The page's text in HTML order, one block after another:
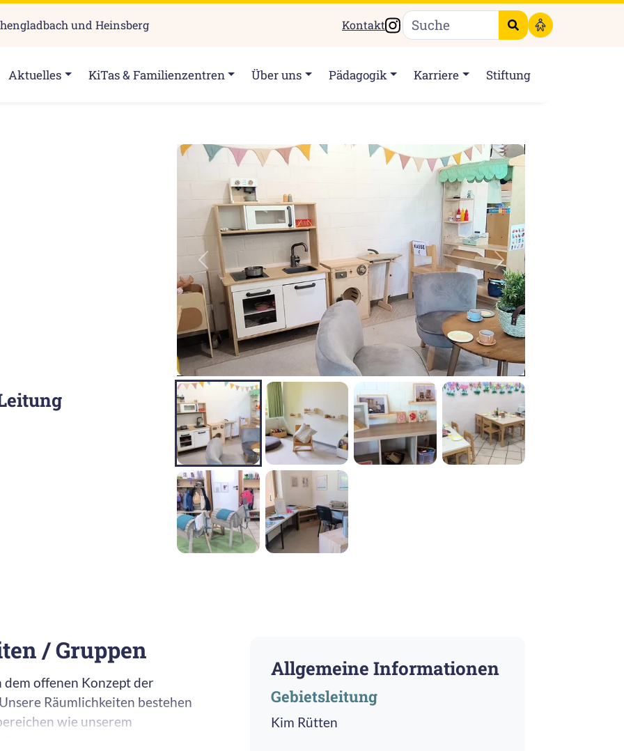
und Heinsberg Kontakt Instagram
Suche starten
Aktuelles KiTas & Familienzentren Über uns Pädagogik Karriere Stiftung
Zurück Weiter
/ Gruppen
offenen Konzept der
Räumlichkeiten bestehen
wie unserem
Allgemeine Informationen
Gebietsleitung
Kim Rütten